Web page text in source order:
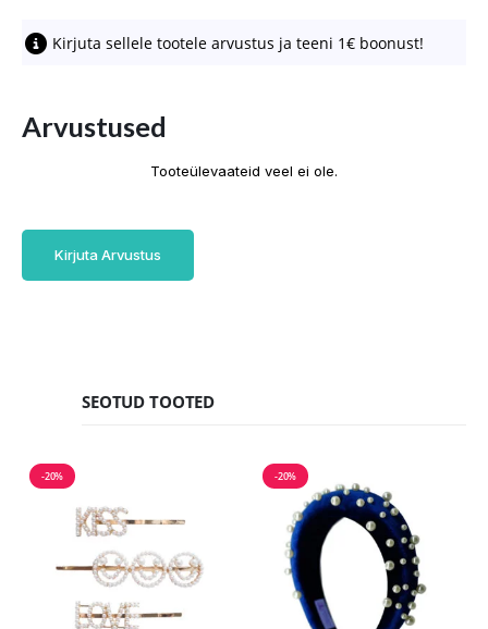
Kirjuta sellele tootele arvustus ja teeni 1€ boonust!
Arvustused
Tooteülevaateid veel ei ole.
Kirjuta Arvustus
SEOTUD TOOTED
-20% -20%